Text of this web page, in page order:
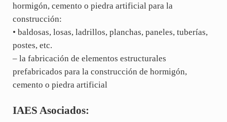
hormigón, cemento o piedra artificial para la
construcción:
• baldosas, losas, ladrillos, planchas, paneles, tuberías,
postes, etc.
– la fabricación de elementos estructurales
prefabricados para la construcción de hormigón,
cemento o piedra artificial
IAES Asociados: